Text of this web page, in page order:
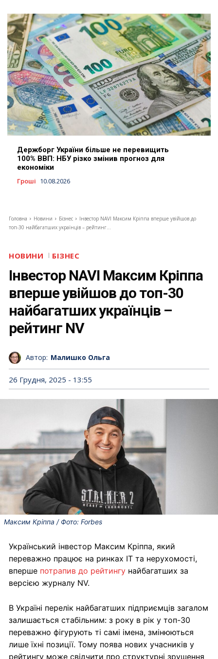
Держборг України більше не перевищить
100% ВВП: НБУ різко змінив прогноз для
економіки
Гроші 10.08.2026